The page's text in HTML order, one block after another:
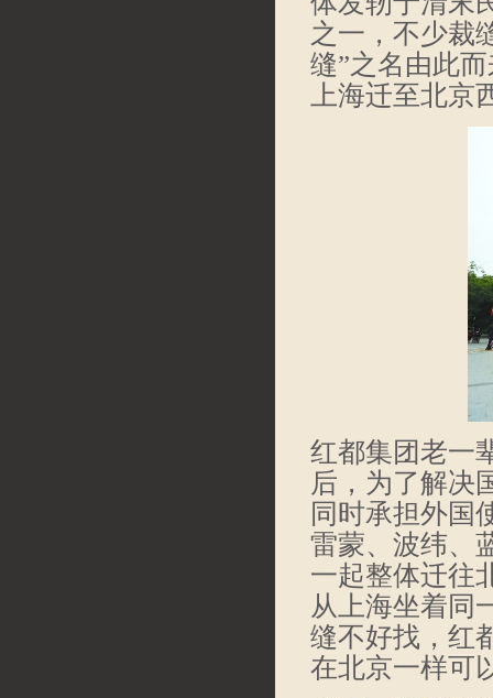
之一，不少裁
缝”之名由此
上海迁至北
红都集团老一
后，为了解决
同时承担外国
雷蒙、波纬、
一起整体迁往
从上海坐着同
缝不好找，红
在北京一样可